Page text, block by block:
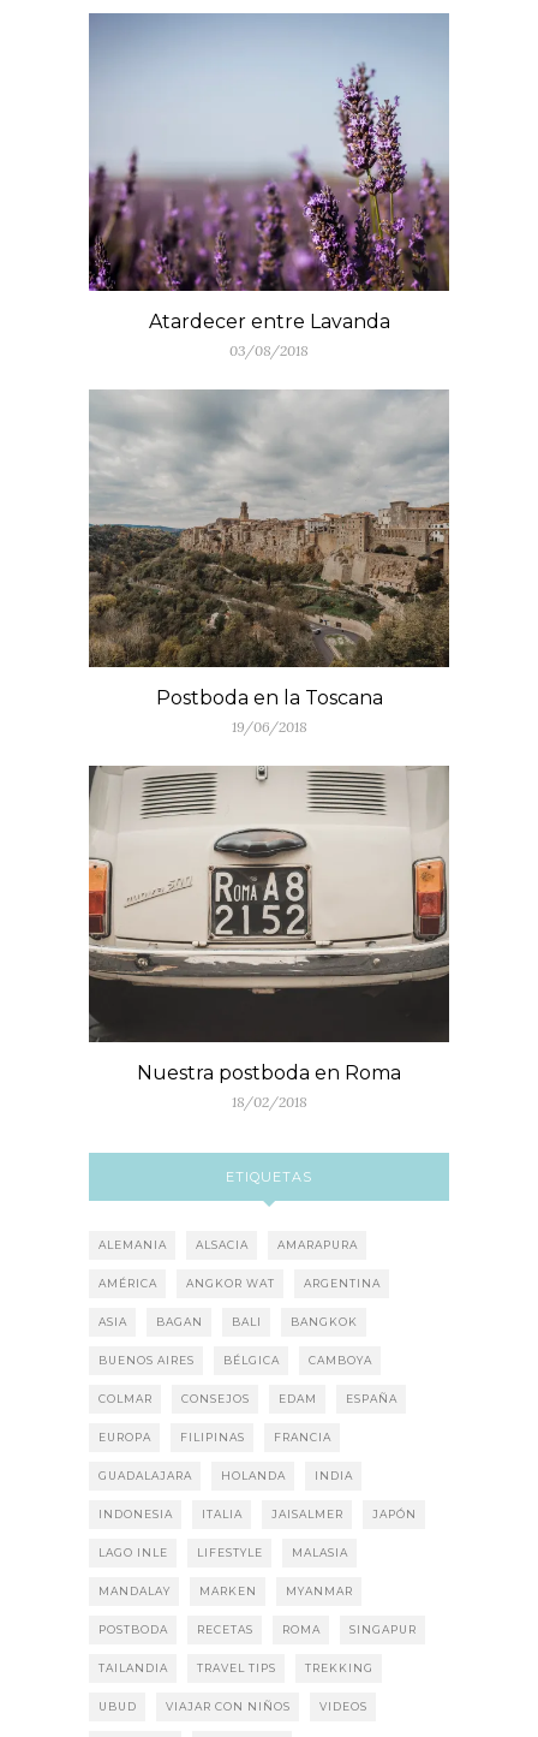
Atardecer entre Lavanda
03/08/2018
Postboda en la Toscana
19/06/2018
Nuestra postboda en Roma
18/02/2018
ETIQUETAS
ALEMANIA ALSACIA AMARAPURA
AMÉRICA ANGKOR WAT ARGENTINA
ASIA BAGAN BALI BANGKOK
BUENOS AIRES BÉLGICA CAMBOYA
COLMAR CONSEJOS EDAM ESPAÑA
EUROPA FILIPINAS FRANCIA
GUADALAJARA HOLANDA INDIA
INDONESIA ITALIA JAISALMER JAPÓN
LAGO INLE LIFESTYLE MALASIA
MANDALAY MARKEN MYANMAR
POSTBODA RECETAS ROMA SINGAPUR
TAILANDIA TRAVEL TIPS TREKKING
UBUD VIAJAR CON NIÑOS VIDEOS